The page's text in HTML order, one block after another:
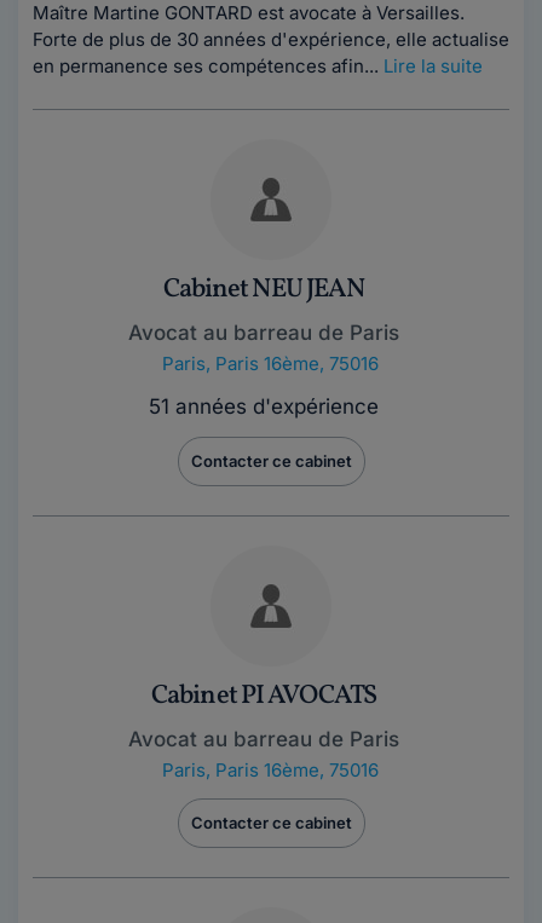
Maître Martine GONTARD est avocate à Versailles.
Forte de plus de 30 années d'expérience, elle actualise
en permanence ses compétences afin... Lire la suite
Cabinet NEU JEAN
Avocat au barreau de Paris
Paris, Paris 16ème, 75016
51 années d'expérience
Contacter ce cabinet
Cabinet PI AVOCATS
Avocat au barreau de Paris
Paris, Paris 16ème, 75016
Contacter ce cabinet